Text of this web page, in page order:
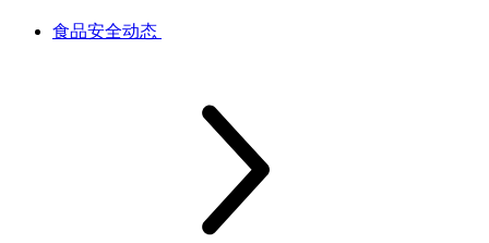
食品安全动态